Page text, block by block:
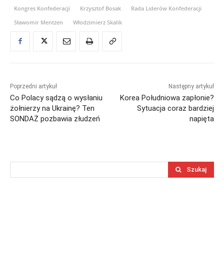
Kongres Konfederacji
Krzysztof Bosak
Rada Liderów Konfederacji
Sławomir Mentzen
Włodzimierz Skalik
Poprzedni artykuł
Co Polacy sądzą o wysłaniu
żołnierzy na Ukrainę? Ten
SONDAŻ pozbawia złudzeń
Następny artykuł
Korea Południowa zapłonie?
Sytuacja coraz bardziej
napięta
Szukaj